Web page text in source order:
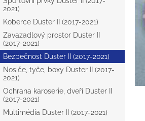
2021)
Koberce Duster II (2017-2021)
Zavazadlový prostor Duster II
(2017-2021)
Bezpečnost Duster II (2017-2021)
Nosiče, tyče, boxy Duster II (2017-
2021)
Ochrana karoserie, dveří Duster II
(2017-2021)
Multimédia Duster II (2017-2021)